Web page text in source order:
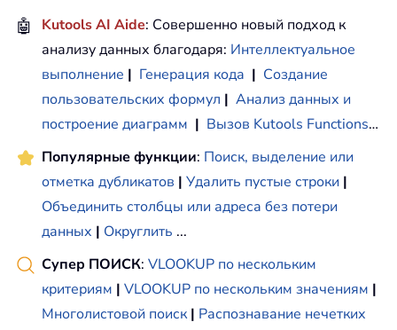
🤖 Kutools AI Aide: Совершенно новый подход к
анализу данных благодаря: Интеллектуальное
выполнение | Генерация кода | Создание
пользовательских формул | Анализ данных и
построение диаграмм | Вызов Kutools Functions…
Популярные функции: Поиск, выделение или
отметка дубликатов | Удалить пустые строки |
Объединить столбцы или адреса без потери
данных | Округлить ...
Супер ПОИСК: VLOOKUP по нескольким
критериям | VLOOKUP по нескольким значениям |
Многолистовой поиск | Распознавание нечетких